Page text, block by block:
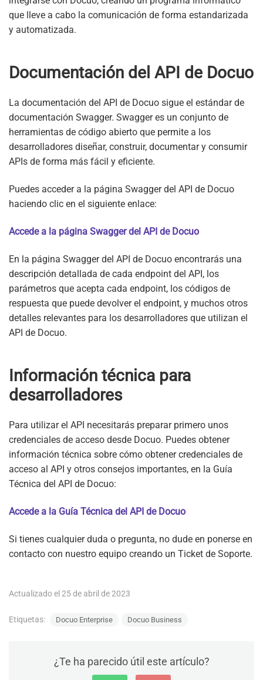
que lleve a cabo la comunicación de forma estandarizada
y automatizada.
Documentación del API de Docuo
La documentación del API de Docuo sigue el estándar de
documentación Swagger. Swagger es un conjunto de
herramientas de código abierto que permite a los
desarrolladores diseñar, construir, documentar y consumir
APIs de forma más fácil y eficiente.
Puedes acceder a la página Swagger del API de Docuo
haciendo clic en el siguiente enlace:
Accede a la página Swagger del API de Docuo
En la página Swagger del API de Docuo encontrarás una
descripción detallada de cada endpoint del API, los
parámetros que acepta cada endpoint, los códigos de
respuesta que puede devolver el endpoint, y muchos otros
detalles relevantes para los desarrolladores que utilizan el
API de Docuo.
Información técnica para
desarrolladores
Para utilizar el API necesitarás preparar primero unos
credenciales de acceso desde Docuo. Puedes obtener
información técnica sobre cómo obtener credenciales de
acceso al API y otros consejos importantes, en la Guía
Técnica del API de Docuo:
Accede a la Guía Técnica del API de Docuo
Si tienes cualquier duda o pregunta, no dude en ponerse en
contacto con nuestro equipo creando un Ticket de Soporte.
Actualizado el 25 de abril de 2023
Etiquetas: Docuo Enterprise Docuo Business
¿Te ha parecido útil este artículo?